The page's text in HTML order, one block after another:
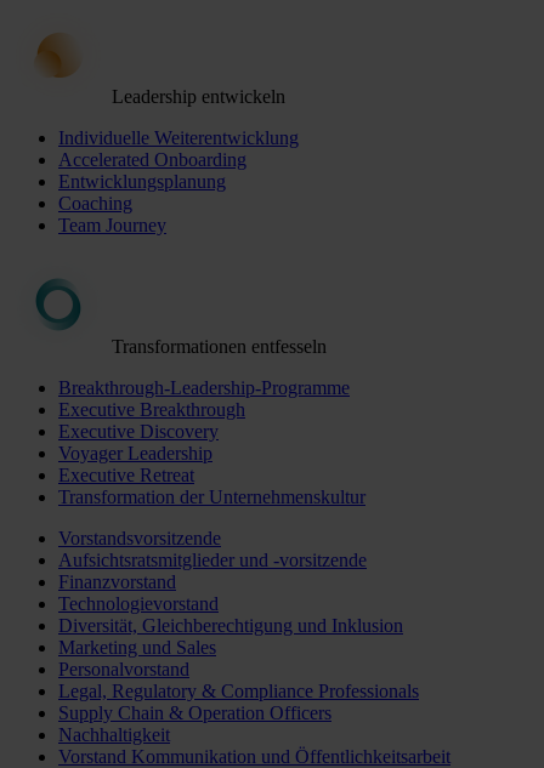
Leadership entwickeln
Individuelle Weiterentwicklung
Accelerated Onboarding
Entwicklungsplanung
Coaching
Team Journey
Transformationen entfesseln
Breakthrough-Leadership-Programme
Executive Breakthrough
Executive Discovery
Voyager Leadership
Executive Retreat
Transformation der Unternehmenskultur
Vorstandsvorsitzende
Aufsichtsratsmitglieder und -vorsitzende
Finanzvorstand
Technologievorstand
Diversität, Gleichberechtigung und Inklusion
Marketing und Sales
Personalvorstand
Legal, Regulatory & Compliance Professionals
Supply Chain & Operation Officers
Nachhaltigkeit
Vorstand Kommunikation und Öffentlichkeitsarbeit